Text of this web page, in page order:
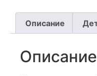
Описание
Описание